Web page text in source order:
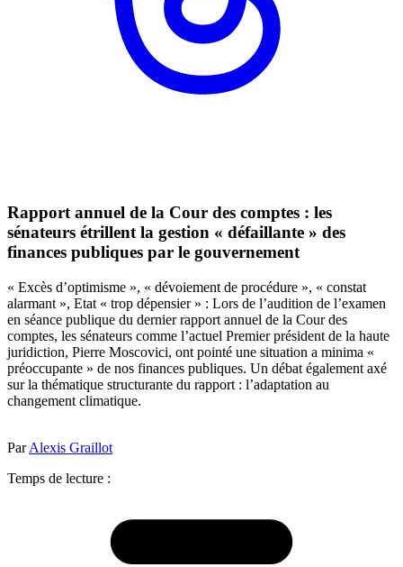
Rapport annuel de la Cour des comptes : les
sénateurs étrillent la gestion « défaillante » des
finances publiques par le gouvernement
« Excès d’optimisme », « dévoiement de procédure », « constat
alarmant », Etat « trop dépensier » : Lors de l’audition de l’examen
en séance publique du dernier rapport annuel de la Cour des
comptes, les sénateurs comme l’actuel Premier président de la haute
juridiction, Pierre Moscovici, ont pointé une situation a minima «
préoccupante » de nos finances publiques. Un débat également axé
sur la thématique structurante du rapport : l’adaptation au
changement climatique.
ParAlexis Graillot
Temps de lecture :